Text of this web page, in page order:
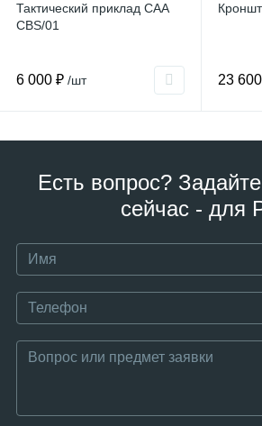
Тактический приклад CAA
CBS/01
6 000 ₽ /шт 23
Есть вопрос?
сейчас - для